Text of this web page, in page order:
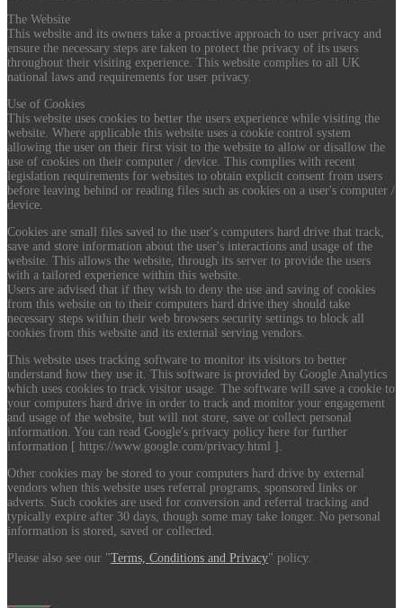
The Website
This website and its owners take a proactive approach to user privacy and
ensure the necessary steps are taken to protect the privacy of its users
throughout their visiting experience. This website complies to all UK
national laws and requirements for user privacy.
Use of Cookies
This website uses cookies to better the users experience while visiting the
website. Where applicable this website uses a cookie control system
allowing the user on their first visit to the website to allow or disallow the
use of cookies on their computer / device. This complies with recent
legislation requirements for websites to obtain explicit consent from users
before leaving behind or reading files such as cookies on a user's computer /
device.
Cookies are small files saved to the user's computers hard drive that track,
save and store information about the user's interactions and usage of the
website. This allows the website, through its server to provide the users
with a tailored experience within this website.
Users are advised that if they wish to deny the use and saving of cookies
from this website on to their computers hard drive they should take
necessary steps within their web browsers security settings to block all
cookies from this website and its external serving vendors.
This website uses tracking software to monitor its visitors to better
understand how they use it. This software is provided by Google Analytics
which uses cookies to track visitor usage. The software will save a cookie to
your computers hard drive in order to track and monitor your engagement
and usage of the website, but will not store, save or collect personal
information. You can read Google's privacy policy here for further
information [ https://www.google.com/privacy.html ].
Other cookies may be stored to your computers hard drive by external
vendors when this website uses referral programs, sponsored links or
adverts. Such cookies are used for conversion and referral tracking and
typically expire after 30 days, though some may take longer. No personal
information is stored, saved or collected.
Please also see our "Terms, Conditions and Privacy" policy.